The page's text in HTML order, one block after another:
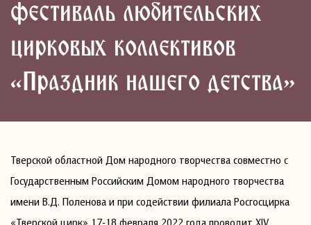
фестиваль любительских
цирковых коллективов
«Праздник нашего детства»
Тверской областной Дом народного творчества совместно с
Государственным Российским Домом народного творчества
имени В.Д. Поленова и при содействии филиала Росгосцирка
«Тверской цирк» 17-18 февраля 2022 года проводит XIV